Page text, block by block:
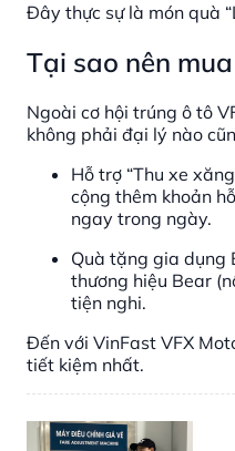
Đây thực sự là món quà
Tại sao nên
Ngoài cơ hội trúng ô tô
không phải đại lý nào
Hỗ trợ “Thu xe
cộng thêm khoản
ngay trong ngày.
Quà tặng gia dụng
thương hiệu Bear
tiện nghi.
Đến với VinFast VFX
tiết kiệm nhất.